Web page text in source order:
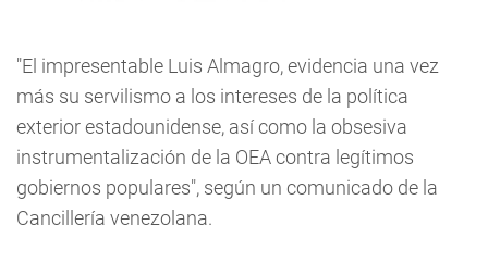
"El impresentable Luis Almagro, evidencia una vez
más su servilismo a los intereses de la política
exterior estadounidense, así como la obsesiva
instrumentalización de la OEA contra legítimos
gobiernos populares", según un comunicado de la
Cancillería venezolana.